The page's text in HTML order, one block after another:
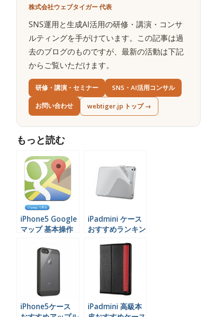
株式会社ウェブタイガー 代表
SNS運用と生成AI活用の研修・講演・コンサ
ルティングを手がけています。この記事は過
去のブログのものですが、最新の活動は下記
からご覧いただけます。
研修・講演・セミナー SNS・AI活用コンサル
お問い合わせ webtiger.jp トップ →
もっと読む
iPhone5 Google
マップ 基本操作
iPadmini ケース
おすすめランキン
iPhone5ケース
iPadmini 高級本